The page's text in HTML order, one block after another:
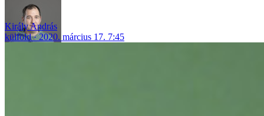
Király András
külföld
2020. március 17. 7:45